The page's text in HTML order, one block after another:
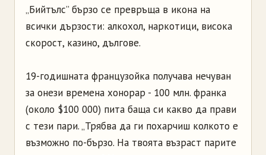
„Бийтълс” бързо се превръща в икона на
всички дързости: алкохол, наркотици, висока
скорост, казино, дългове.
19-годишната французойка получава нечуван
за онези времена хонорар - 100 млн. франка
(около $100 000) пита баща си какво да прави
с тези пари. „Трябва да ги похарчиш колкото е
възможно по-бързо. На твоята възраст парите